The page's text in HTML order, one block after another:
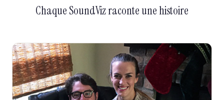
Chaque SoundViz raconte une histoire